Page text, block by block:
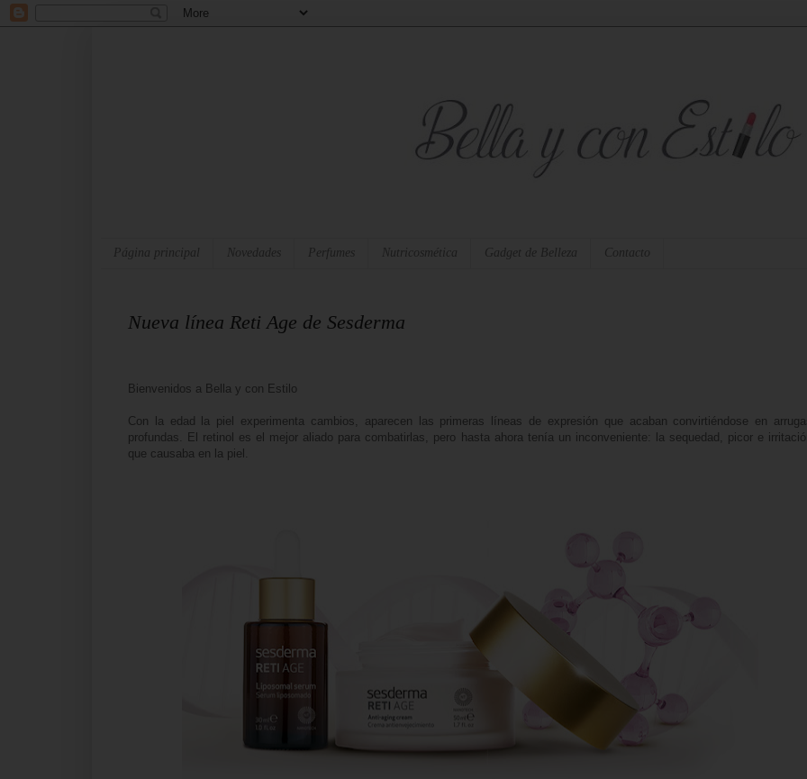
Página principal Novedades Perfumes Nutricosmética Gadget de Belleza Contacto
Nueva línea Reti Age de Sesderma
Bienvenidos a Bella y con Estilo
Con la edad la piel experimenta cambios, aparecen las primeras líneas de expresión que acaban convirtiéndose en
profundas. El retinol es el mejor aliado para combatirlas, pero hasta ahora tenía un inconveniente: la sequedad, picor e
que causaba en la piel.